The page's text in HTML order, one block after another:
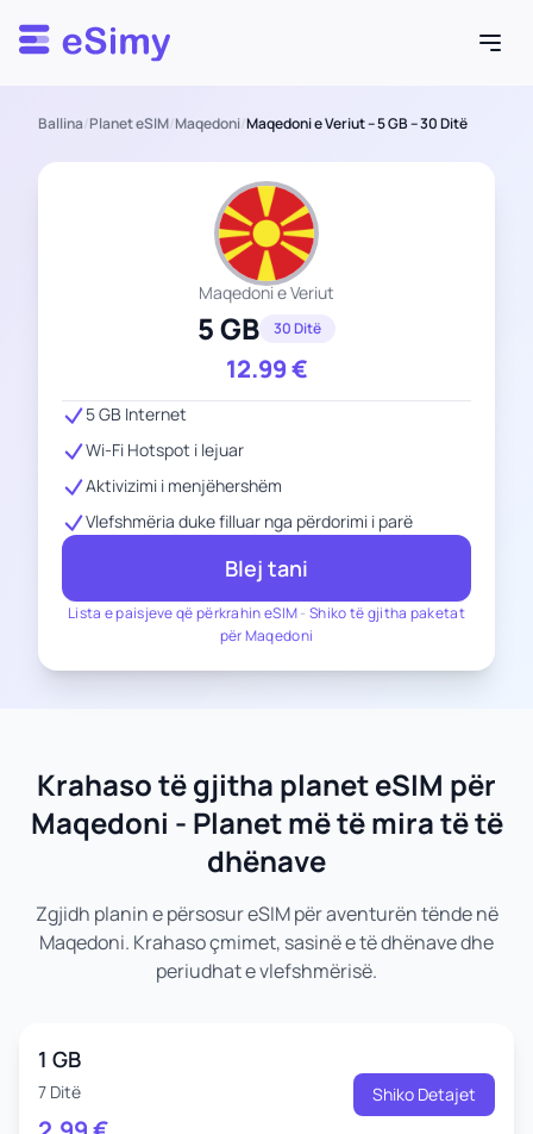
Esimy
Ballina/Planet eSIM/Maqedoni/Maqedoni e Veriut – 5 GB – 30 Ditë
Maqedoni e Veriut
5 GB 30 Ditë
12.99€
Lista e paisjeve që përkrahin eSIM-Shiko të gjitha paketat
për Maqedoni
5 GB Internet
Wi-Fi Hotspot i lejuar
Aktivizimi i menjëhershëm
Vlefshmëria duke filluar nga përdorimi i parë
Blej tani
Krahaso të gjitha planet eSIM për
Maqedoni - Planet më të mira të të
dhënave
Zgjidh planin e përsosur eSIM për aventurën tënde në
Maqedoni. Krahaso çmimet, sasinë e të dhënave dhe
periudhat e vlefshmërisë.
1 GB
7 Ditë Shiko Detajet